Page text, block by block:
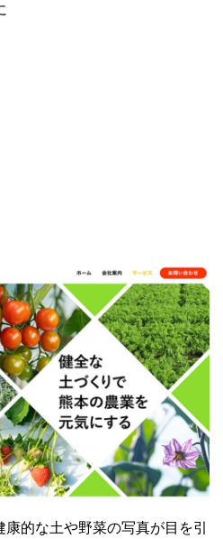
的な土や野菜の写真が目を引